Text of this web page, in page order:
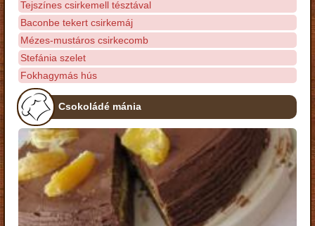
Tejszínes csirkemell tésztával
Baconbe tekert csirkemáj
Mézes-mustáros csirkecomb
Stefánia szelet
Fokhagymás hús
Csokoládé mánia